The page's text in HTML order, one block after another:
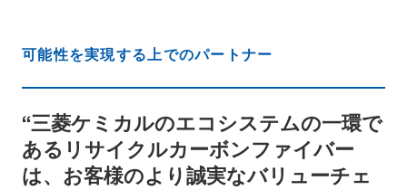
可能性を実現する上でのパートナー
“三菱ケミカルのエコシステムの一環で
あるリサイクルカーボンファイバー
は、お客様のより誠実なバリューチェ